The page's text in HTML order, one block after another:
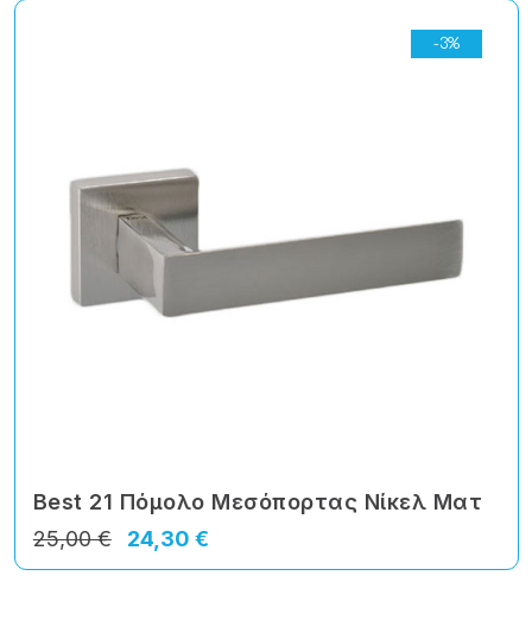
-3%
Best 21 Πόμολο Μεσόπορτας Νίκελ Ματ
24,30 €
25,00 €